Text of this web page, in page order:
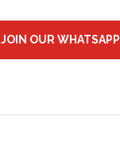
JOIN OUR